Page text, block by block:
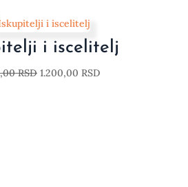
i iscelitelj
RSD 1.200,00 RSD